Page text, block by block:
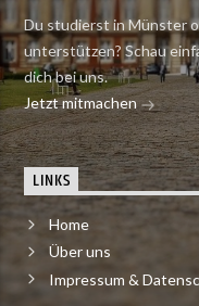
Du studierst in Münster
unterstützen? Schau
dich bei uns.
Jetzt mitmachen
LINKS
Home
Über uns
Impressum &